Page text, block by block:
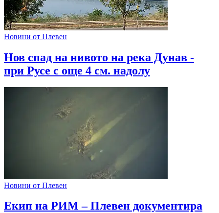
Новини от Плевен
Нов спад на нивото на река Дунав -
при Русе с още 4 см. надолу
Новини от Плевен
Екип на РИМ – Плевен документира